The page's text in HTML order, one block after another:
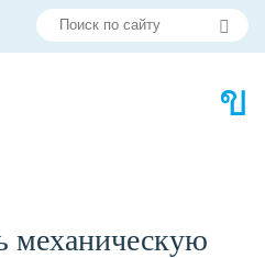
механическую